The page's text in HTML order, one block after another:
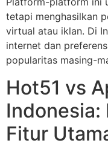
tetapi menghasilkan
virtual atau iklan. Di
internet dan
popularitas masing-
Hot51 vs
Indonesia:
Fitur